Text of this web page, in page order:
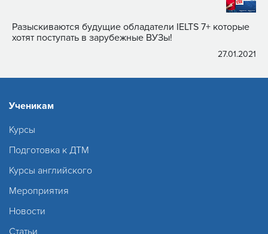
Разыскиваются будущие обладатели IELTS 7+ которые
хотят поступать в зарубежные ВУЗы!
27.01.2021
Ученикам
Курсы
Подготовка к ДТМ
Курсы английского
Мероприятия
Новости
Статьи